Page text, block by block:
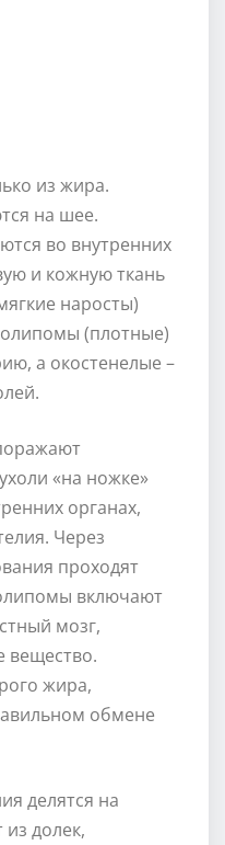
из жира.
на шее.
во внутренних
и кожную ткань
наросты)
(плотные)
а окостенелые –
«на ножке»
органах,
Через
проходят
включают
мозг,
вещество.
жира,
обмене
делятся на
долек,